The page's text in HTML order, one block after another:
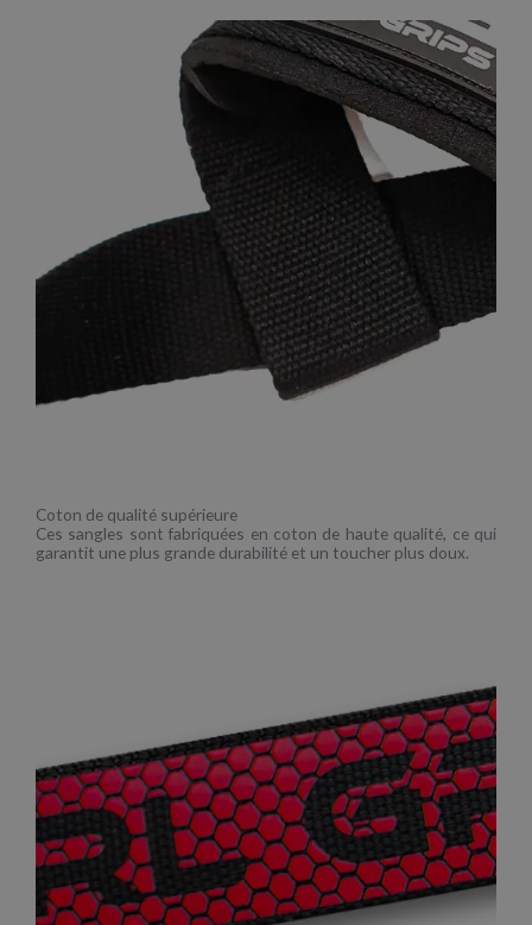
Coton de qualité supérieure
Ces sangles sont fabriquées en coton de haute qualité, ce qui
garantit une plus grande durabilité et un toucher plus doux.